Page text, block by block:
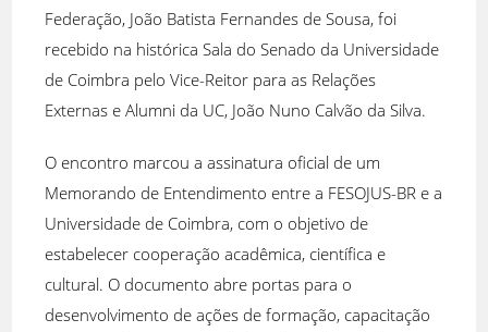
Federação, João Batista Fernandes de Sousa, foi
recebido na histórica Sala do Senado da Universidade
de Coimbra pelo Vice-Reitor para as Relações
Externas e Alumni da UC, João Nuno Calvão da Silva.
O encontro marcou a assinatura oficial de um
Memorando de Entendimento entre a FESOJUS-BR e a
Universidade de Coimbra, com o objetivo de
estabelecer cooperação acadêmica, científica e
cultural. O documento abre portas para o
desenvolvimento de ações de formação, capacitação